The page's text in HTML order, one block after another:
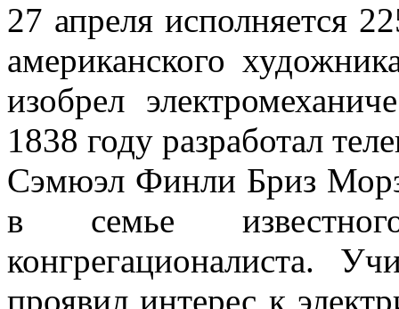
27 апреля исполняется
американского
изобрел
1838 году разработал
Сэмюэл Финли Бриз
в семье
конгрегационалиста.
проявил интерес к